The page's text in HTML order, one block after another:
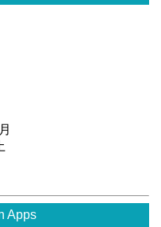
Apps